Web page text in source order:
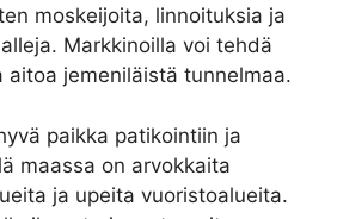
moskeijoita, linnoituksia ja
Markkinoilla voi tehdä
aitoa jemeniläistä tunnelmaa.
paikka patikointiin ja
maassa on arvokkaita
ja upeita vuoristoalueita.